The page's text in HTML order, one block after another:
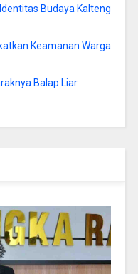
Budaya Kalteng
Keamanan Warga
Balap Liar